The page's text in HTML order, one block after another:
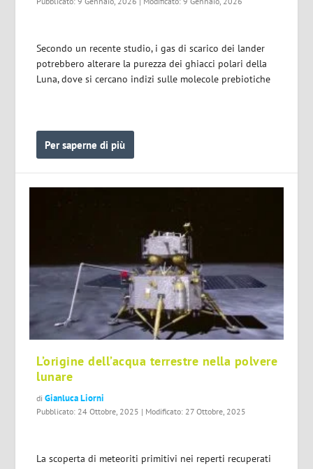
Secondo un recente studio, i gas di scarico dei lander
potrebbero alterare la purezza dei ghiacci polari della
Luna, dove si cercano indizi sulle molecole prebiotiche
Per saperne di più
L’origine dell’acqua terrestre nella polvere
lunare
diGianluca Liorni
Pubblicato: 24 Ottobre, 2025 | Modificato: 27 Ottobre, 2025
La scoperta di meteoriti primitivi nei reperti recuperati